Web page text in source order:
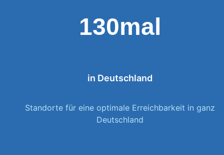
130mal
in Deutschland
Standorte für eine optimale Erreichbarkeit in ganz
Deutschland